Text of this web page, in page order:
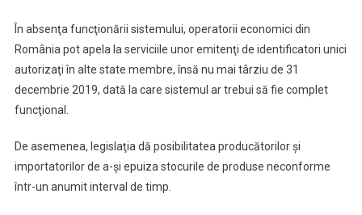
În absenţa funcţionării sistemului, operatorii economici din
România pot apela la serviciile unor emitenţi de identificatori unici
autorizaţi în alte state membre, însă nu mai târziu de 31
decembrie 2019, dată la care sistemul ar trebui să fie complet
funcţional.
De asemenea, legislaţia dă posibilitatea producătorilor şi
importatorilor de a-şi epuiza stocurile de produse neconforme
într-un anumit interval de timp.